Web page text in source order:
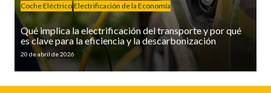
Coche Eléctrico Electrificación de la Economía
Qué implica la electrificación del transporte y por qué
es clave para la eficiencia y la descarbonización
20 de abril de 2026